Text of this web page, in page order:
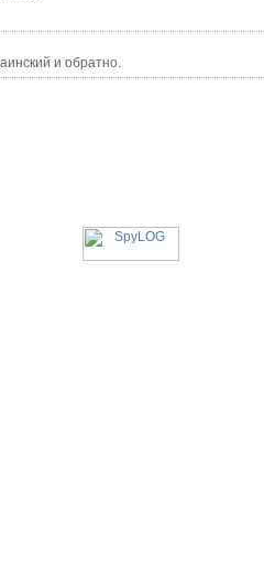
и обратно.